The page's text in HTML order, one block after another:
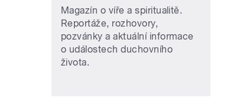
Magazín o víře a spiritualitě.
Reportáže, rozhovory,
pozvánky a aktuální informace
o událostech duchovního
života.